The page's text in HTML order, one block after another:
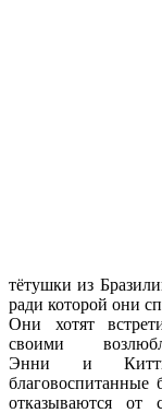
тётушки из
ради которой они
Они хотят
своими
Энни и
благовоспитанные
отказываются от